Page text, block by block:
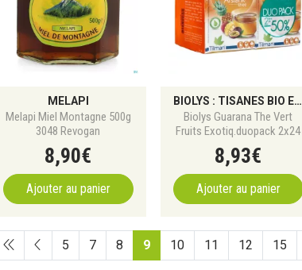
MELAPI
Melapi Miel Montagne 500g
3048 Revogan
8,90€
Ajouter au panier
BIOLYS : TISANES BIO ET INFUSIONS À BASE DE PLANTES POUR LE BIEN-ÊTRE NATUREL
Biolys Guarana The Vert
Fruits Exotiq.duopack 2x24
8,93€
Ajouter au panier
5 7 8 9 10 11 12 15